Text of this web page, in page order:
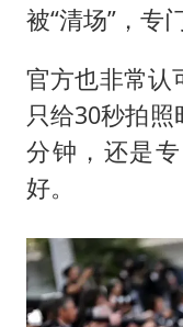
被“清场”，专
官方也非常认
只给30秒拍
分钟，还是
好。